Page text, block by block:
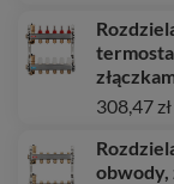
308,47 zł
obwody,